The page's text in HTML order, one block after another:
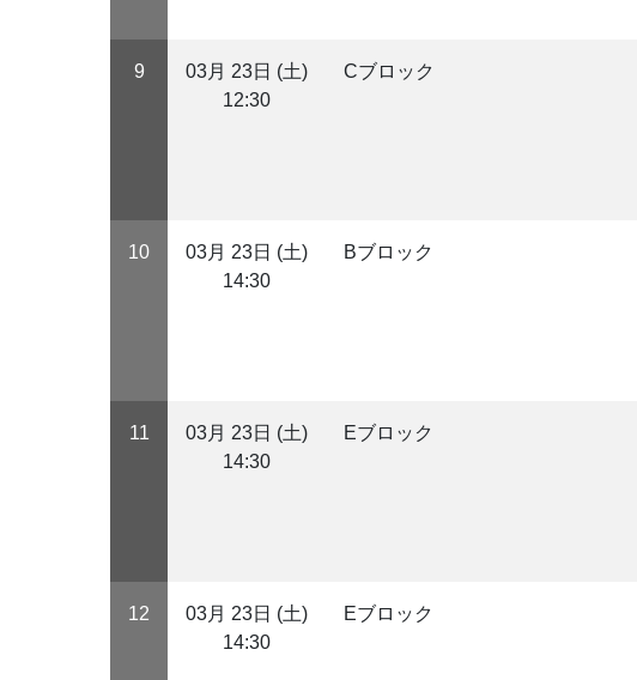
9
03月 23日 (土)
12:30
Cブロック
10
03月 23日 (土)
14:30
Bブロック
11
03月 23日 (土)
14:30
Eブロック
12
03月 23日 (土)
14:30
Eブロック